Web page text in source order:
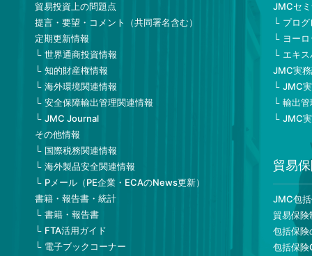
貿易投資上の問題点
提言・要望・コメント（共同署名含む）
定期更新情報
世界通商投資情報
知的財産権情報
海外環境関連情報
安全保障輸出管理関連情報
JMC Journal
その他情報
国際税務関連情報
海外製品安全関連情報
Pメール（PE企業・ECAのNews更新）
書籍・報告書・統計
書籍・報告書
FTA活用ガイド
電子ブックコーナー
JMCセ
プロ
ヨー
エキ
JMC実
JMC
輸出
JMC
貿易
JMC包
貿易保険
包括保険
包括保険